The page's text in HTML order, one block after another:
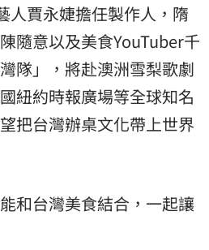
人賈永婕擔任製作人，隋
隨意以及美食YouTuber千
隊」，將赴澳洲雪梨歌劇
紐約時報廣場等全球知名
把台灣辦桌文化帶上世界
和台灣美食結合，一起讓